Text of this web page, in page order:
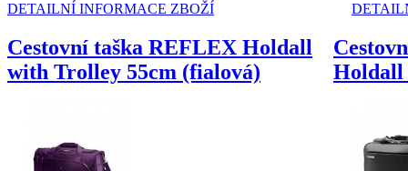
DETAILNÍ INFORMACE ZBOŽÍ
Cestovní taška REFLEX Holdall
with Trolley 55cm (fialová)
Holdall